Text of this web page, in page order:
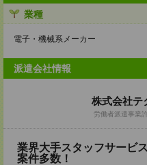
業種
電子・機械系メーカー
派遣会社情報
株式会社テ
労働者派遣事業
業界大手スタッフサービ
案件多数！